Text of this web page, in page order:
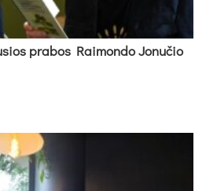
pra­bos Rai­mon­do Jo­nu­čio